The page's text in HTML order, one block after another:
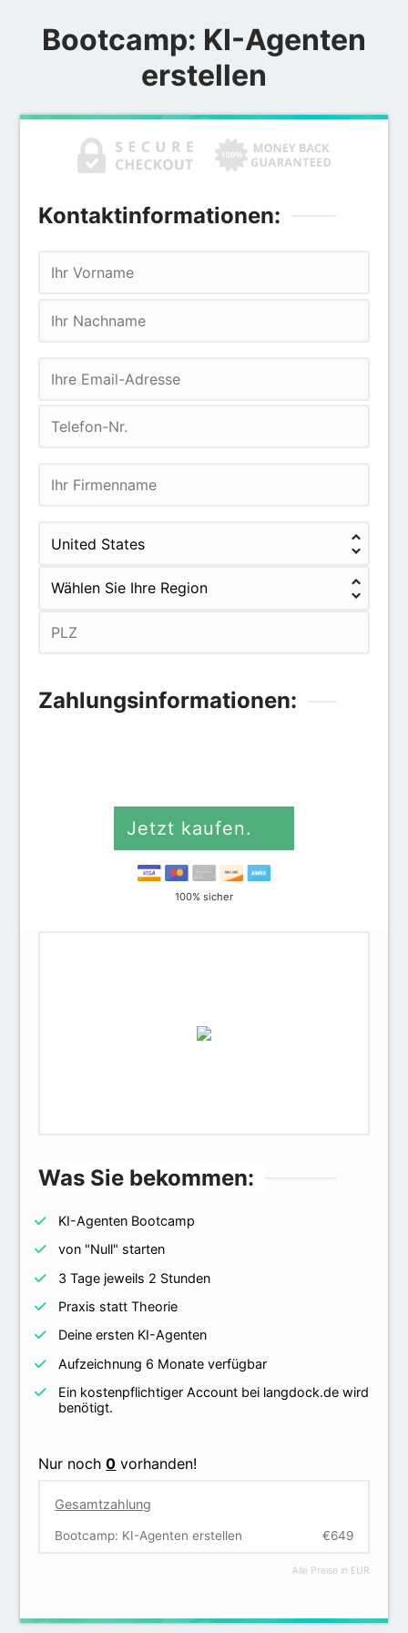
Bootcamp: KI-Agenten
erstellen
Kontaktinformationen:
Zahlungsinformationen:
Jetzt kaufen.
100% sicher
Was Sie bekommen:
KI-Agenten Bootcamp
von "Null" starten
3 Tage jeweils 2 Stunden
Praxis statt Theorie
Deine ersten KI-Agenten
Aufzeichnung 6 Monate verfügbar
Ein kostenpflichtiger Account bei langdock.de wird
benötigt.
Nur noch0 vorhanden!
Gesamtzahlung
Bootcamp: KI-Agenten erstellen €649
Alle Preise in EUR